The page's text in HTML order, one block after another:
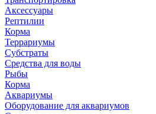
Аксессуары
Рептилии
Корма
Террариумы
Субстраты
Средства для воды
Рыбы
Корма
Аквариумы
Оборудование для аквариумов